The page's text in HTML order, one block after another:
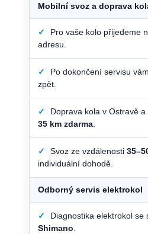
Mobilní svoz a doprava
✓
Pro vaše kolo přijedeme
adresu.
✓
Po dokončení servisu
zpět.
✓
Doprava kola v Ostravě
35 km zdarma
✓ Svoz ze vzdálenosti
individuální dohodě.
Odborný servis elektrokol
✓ Diagnostika elektrokol se
Shimano